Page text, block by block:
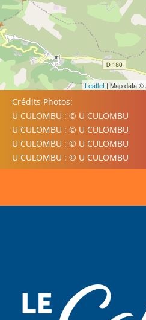
Leaflet | Map data ©
Crédits Photos:
U CULOMBU : © U CULOMBU
U CULOMBU : © U CULOMBU
U CULOMBU : © U CULOMBU
U CULOMBU : © U CULOMBU